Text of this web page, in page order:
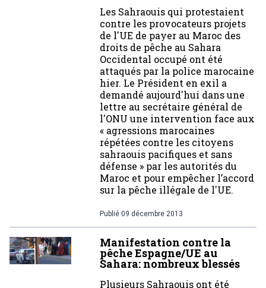
Les Sahraouis qui protestaient
contre les provocateurs projets
de l'UE de payer au Maroc des
droits de pêche au Sahara
Occidental occupé ont été
attaqués par la police marocaine
hier. Le Président en exil a
demandé aujourd'hui dans une
lettre au secrétaire général de
l'ONU une intervention face aux
« agressions marocaines
répétées contre les citoyens
sahraouis pacifiques et sans
défense » par les autorités du
Maroc et pour empêcher l’accord
sur la pêche illégale de l'UE.
Publié 09 décembre 2013
Manifestation contre la
pêche Espagne/UE au
Sahara: nombreux blessés
Plusieurs Sahraouis ont été